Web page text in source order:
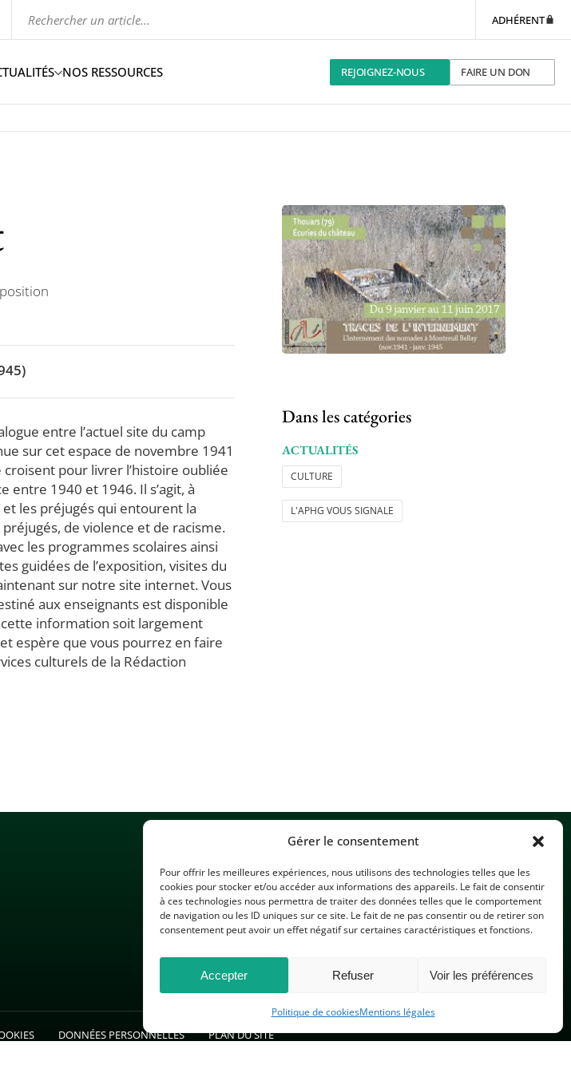
Gérer le consentement
Pour offrir les meilleures expériences, nous utilisons des technologies telles que les
cookies pour stocker et/ou accéder aux informations des appareils. Le fait de consentir
à ces technologies nous permettra de traiter des données telles que le comportement
de navigation ou les ID uniques sur ce site. Le fait de ne pas consentir ou de retirer son
consentement peut avoir un effet négatif sur certaines caractéristiques et fonctions.
Accepter Refuser Voir les préférences
Politique de cookiesMentions légales
ADHÉRENT
NOS RESSOURCES REJOIGNEZ-NOUS FAIRE UN DON
entre l’actuel site du camp
sur cet espace de novembre 1941
pour livrer l’histoire oubliée
entre 1940 et 1946. Il s’agit, à
les préjugés qui entourent la
de violence et de racisme.
les programmes scolaires ainsi
guidées de l’exposition, visites du
sur notre site internet. Vous
aux enseignants est disponible
information soit largement
espère que vous pourrez en faire
culturels de la Rédaction
Dans les catégories
ACTUALITÉS
CULTURE
L'APHG VOUS SIGNALE
CONTACTEZ-NOUS
DONNÉES PERSONNELLES PLAN DU SITE